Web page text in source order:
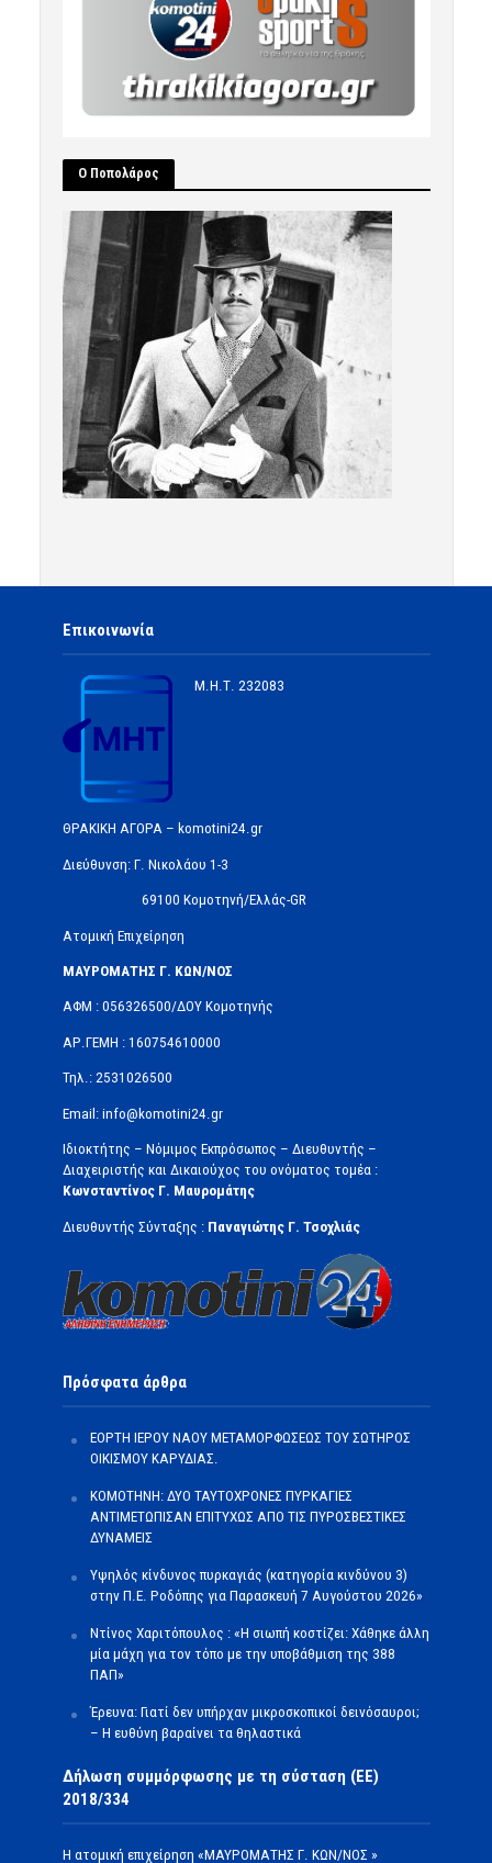
Ο Ποπολάρος
Επικοινωνία
Μ.Η.Τ. 232083
ΘΡΑΚΙΚΗ ΑΓΟΡΑ – komotini24.gr
Διεύθυνση: Γ. Νικολάου 1-3
69100 Κομοτηνή/Ελλάς-GR
Ατομική Επιχείρηση
ΜΑΥΡΟΜΑΤΗΣ Γ. ΚΩΝ/ΝΟΣ
ΑΦΜ : 056326500/ΔOΥ Κομοτηνής
ΑΡ.ΓΕΜΗ : 160754610000
Τηλ.: 2531026500
Email: info@komotini24.gr
Ιδιοκτήτης – Νόμιμος Εκπρόσωπος – Διευθυντής –
Διαχειριστής και Δικαιούχος του ονόματος τομέα :
Κωνσταντίνος Γ. Μαυρομάτης
Διευθυντής Σύνταξης : Παναγιώτης Γ. Τσοχλιάς
Πρόσφατα άρθρα
ΕΟΡΤΗ ΙΕΡΟΥ ΝΑΟΥ ΜΕΤΑΜΟΡΦΩΣΕΩΣ ΤΟΥ ΣΩΤΗΡΟΣ
ΟΙΚΙΣΜΟΥ ΚΑΡΥΔΙΑΣ.
ΚΟΜΟΤΗΝΗ: ΔΥΟ ΤΑΥΤΟΧΡΟΝΕΣ ΠΥΡΚΑΓΙΕΣ
ΑΝΤΙΜΕΤΩΠΙΣΑΝ ΕΠΙΤΥΧΩΣ ΑΠΟ ΤΙΣ ΠΥΡΟΣΒΕΣΤΙΚΕΣ
ΔΥΝΑΜΕΙΣ
Υψηλός κίνδυνος πυρκαγιάς (κατηγορία κινδύνου 3)
στην Π.Ε. Ροδόπης για Παρασκευή 7 Αυγούστου 2026»
Ντίνος Χαριτόπουλος : «Η σιωπή κοστίζει: Χάθηκε άλλη
μία μάχη για τον τόπο με την υποβάθμιση της 388
ΠΑΠ»
Έρευνα: Γιατί δεν υπήρχαν μικροσκοπικοί δεινόσαυροι;
– Η ευθύνη βαραίνει τα θηλαστικά
Δήλωση συμμόρφωσης με τη σύσταση (ΕΕ)
2018/334
Η ατομική επιχείρηση «ΜΑΥΡΟΜΑΤΗΣ Γ. ΚΩΝ/ΝΟΣ »